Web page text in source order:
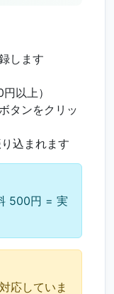
します
以上）
ボタンをクリッ
込まれます
500円 = 実
応していま